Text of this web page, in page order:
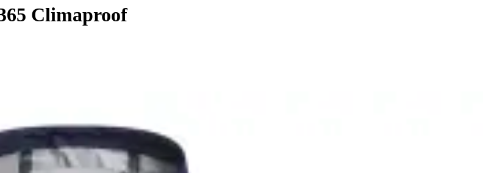
Climaproof